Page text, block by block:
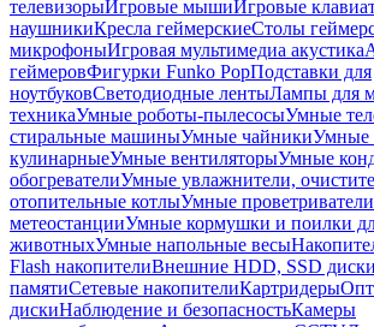
телевизорыИгровые мышиИгровые
наушникиКресла геймерскиеСтолы
микрофоныИгровая мультимедиа акустика
геймеровФигурки Funko PopПодставки для
ноутбуковСветодиодные лентыЛампы для
техникаУмные роботы-пылесосыУмные
стиральные машиныУмные чайникиУмные
кулинарныеУмные вентиляторыУмные
обогревателиУмные увлажнители,
отопительные котлыУмные проветриватели
метеостанцииУмные кормушки и поилки
животныхУмные напольные весы
Flash накопителиВнешние HDD, SSD диски
памятиСетевые накопителиКартридеры
дискиНаблюдение и безопасностьКамеры